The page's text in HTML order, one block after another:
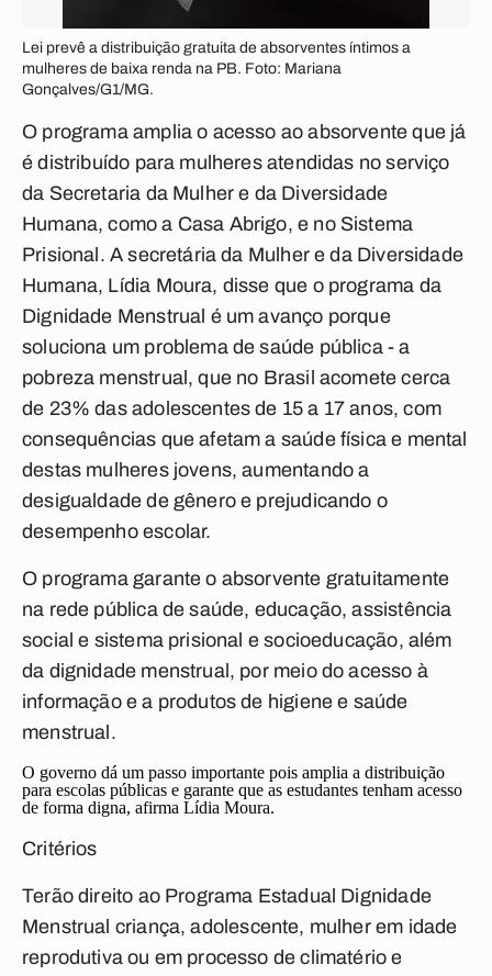
Lei prevê a distribuição gratuita de absorventes íntimos a
mulheres de baixa renda na PB. Foto: Mariana
Gonçalves/G1/MG.
O programa amplia o acesso ao absorvente que já
é distribuído para mulheres atendidas no serviço
da Secretaria da Mulher e da Diversidade
Humana, como a Casa Abrigo, e no Sistema
Prisional. A secretária da Mulher e da Diversidade
Humana, Lídia Moura, disse que o programa da
Dignidade Menstrual é um avanço porque
soluciona um problema de saúde pública - a
pobreza menstrual, que no Brasil acomete cerca
de 23% das adolescentes de 15 a 17 anos, com
consequências que afetam a saúde física e mental
destas mulheres jovens, aumentando a
desigualdade de gênero e prejudicando o
desempenho escolar.
O programa garante o absorvente gratuitamente
na rede pública de saúde, educação, assistência
social e sistema prisional e socioeducação, além
da dignidade menstrual, por meio do acesso à
informação e a produtos de higiene e saúde
menstrual.
O governo dá um passo importante pois amplia a distribuição
para escolas públicas e garante que as estudantes tenham acesso
de forma digna, afirma Lídia Moura.
Critérios
Terão direito ao Programa Estadual Dignidade
Menstrual criança, adolescente, mulher em idade
reprodutiva ou em processo de climatério e